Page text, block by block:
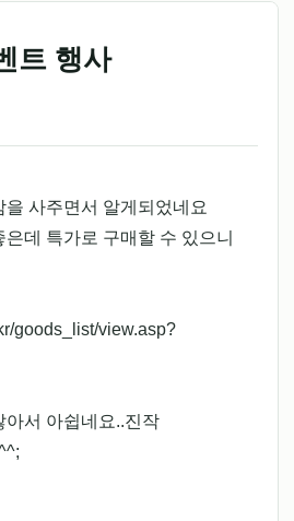
트 행사
사주면서 알게되었네요
데 특가로 구매할 수 있으니
goods_list/view.asp?
아서 아쉽네요..진작